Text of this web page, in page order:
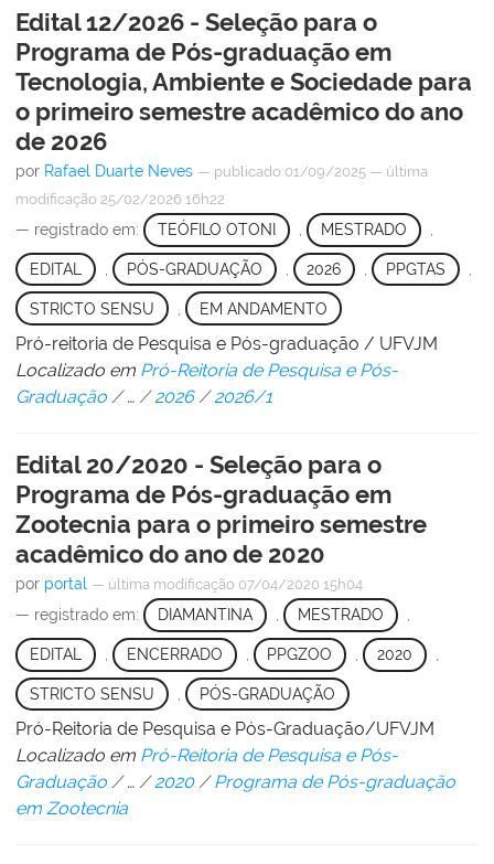
Edital 12/2026 - Seleção para o
Programa de Pós-graduação em
Tecnologia, Ambiente e Sociedade para
o primeiro semestre acadêmico do ano
de 2026
por Rafael Duarte Neves — publicado 01/09/2025 — última
modificação 25/02/2026 16h22
— registrado em: TEÓFILO OTONI , MESTRADO ,
EDITAL PÓS-GRADUAÇÃO 2026 , PPGTAS
STRICTO SENSU EM ANDAMENTO
Pró-reitoria de Pesquisa e Pós-graduação / UFVJM
Localizado em Pró-Reitoria de Pesquisa e Pós-
Graduação /… /2026 /2026/1
Edital 20/2020 - Seleção para o
Programa de Pós-graduação em
Zootecnia para o primeiro semestre
acadêmico do ano de 2020
por portal — última modificação 07/04/2020 15h04
— registrado em: DIAMANTINA , MESTRADO ,
EDITAL ENCERRADO PPGZOO , 2020
STRICTO SENSU PÓS-GRADUAÇÃO
Pró-Reitoria de Pesquisa e Pós-Graduação/UFVJM
Localizado em Pró-Reitoria de Pesquisa e Pós-
Graduação /… /2020 /Programa de Pós-graduação
em Zootecnia